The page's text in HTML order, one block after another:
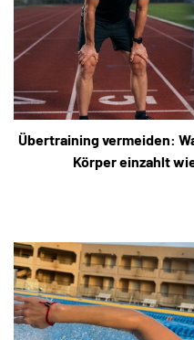
Übertraining vermeiden:
Körper einzahlt